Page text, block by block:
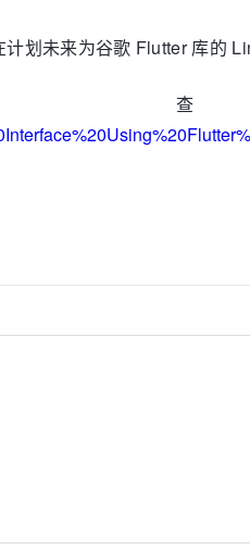
划未来为谷歌 Flutter 库的